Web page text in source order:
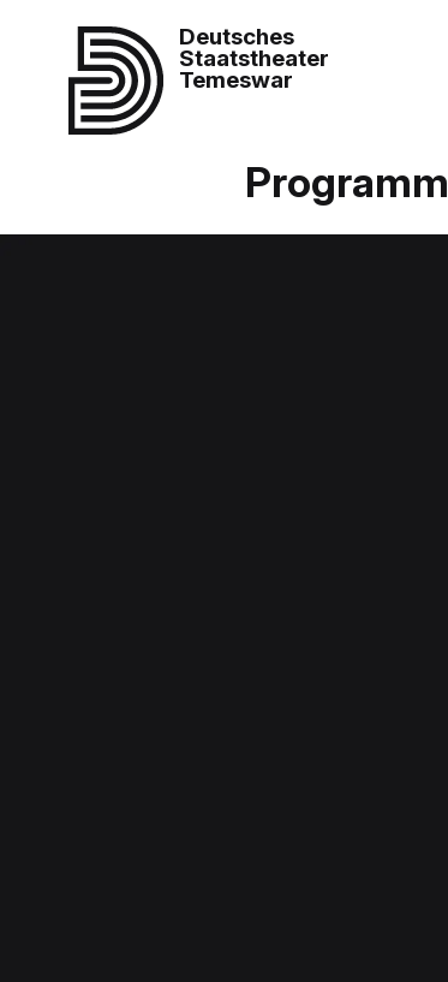
Deutsches
Staatstheater
Temeswar
Programm